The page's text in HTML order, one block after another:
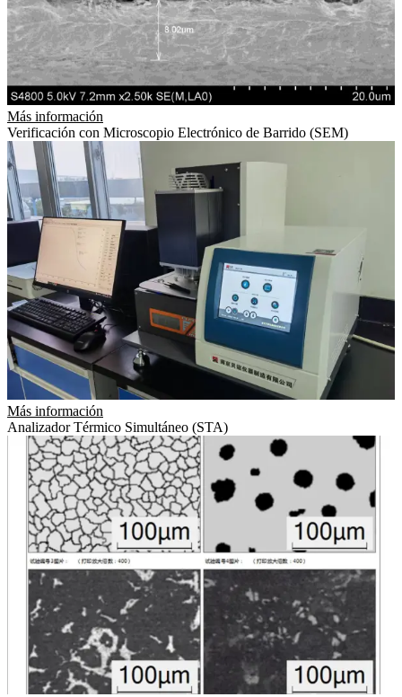
Más información
Verificación con Microscopio Electrónico de Barrido (SEM)
Más información
Analizador Térmico Simultáneo (STA)